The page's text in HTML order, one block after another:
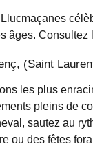
âges. Consultez
(Saint
les plus
pleins de
sautez au
ou des fêtes